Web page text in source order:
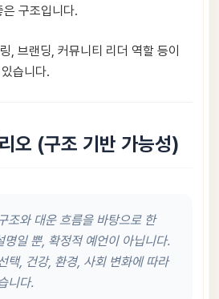
구조입니다.
, 브랜딩, 커뮤니티 리더 역할 등이
습니다.
오 (구조 기반 가능성)
조와 대운 흐름을 바탕으로 한
명일 뿐, 확정적 예언이 아닙니다.
택, 건강, 환경, 사회 변화에 따라
니다.